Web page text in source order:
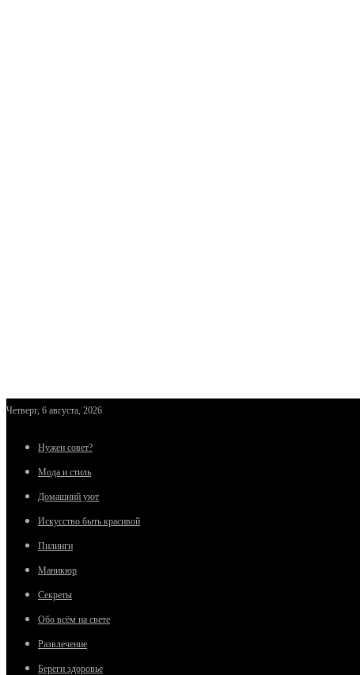
Четверг, 6 августа, 2026
Нужен совет?
Мода и стиль
Домашний уют
Искусство быть красивой
Пилинги
Маникюр
Секреты
Обо всём на свете
Развлечение
Береги здоровье